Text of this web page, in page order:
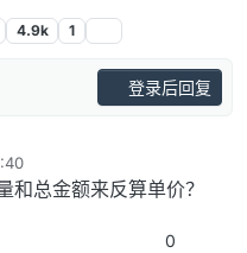
4.9k 1
登录后回复
和总金额来反算单价？
0